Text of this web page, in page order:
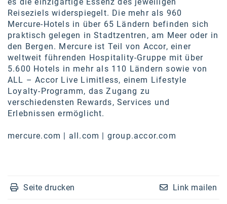
Reiseziels widerspiegelt. Die mehr als 960
Mercure-Hotels in über 65 Ländern befinden sich
praktisch gelegen in Stadtzentren, am Meer oder in
den Bergen. Mercure ist Teil von Accor, einer
weltweit führenden Hospitality-Gruppe mit über
5.600 Hotels in mehr als 110 Ländern sowie von
ALL – Accor Live Limitless, einem Lifestyle
Loyalty-Programm, das Zugang zu
verschiedensten Rewards, Services und
Erlebnissen ermöglicht.
mercure.com | all.com | group.accor.com
Seite drucken Link mailen